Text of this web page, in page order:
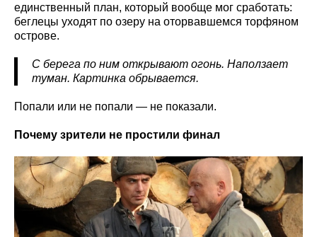
единственный план, который вообще мог сработать:
беглецы уходят по озеру на оторвавшемся торфяном
острове.
С берега по ним открывают огонь. Наползает
туман. Картинка обрывается.
Попали или не попали — не показали.
Почему зрители не простили финал